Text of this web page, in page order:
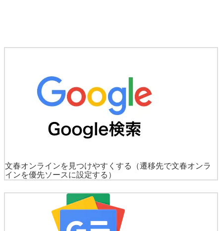
文春オンラインを見つけやすくする
（遷移先で文春オンラ
インを優先ソースに設定する）